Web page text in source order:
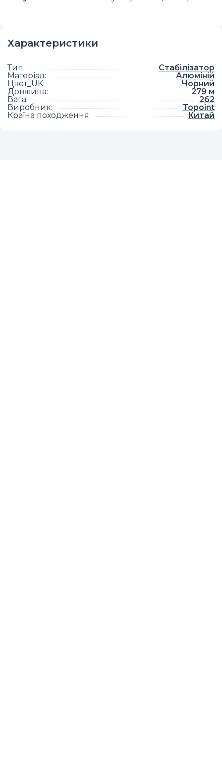
Характеристики
Тип:
Стабілізатор
Матеріал:
Алюміній
Цвет_UK:
Чорний
Довжина: 279 м
Вага:
262
Виробник:
Topoint
Країна походження: Китай